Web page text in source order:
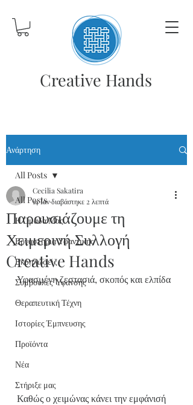
Creative Hands
Ανάρτηση
All Posts
Η Ομάδα Μας
Εργαστήρια Υφαντικής
Εκδηλώσεις
Συμβουλές Ύφανσης
Θεραπευτική Τέχνη
Ιστορίες Έμπνευσης
Προϊόντα
Νέα
Στήριξε μας
All Posts
Παρουσιάζουμε τη
Χειμερινή Συλλογή
Creative Hands
Cecilia Sakatira
14 Ιανδιαβάστηκε 2 λεπτά
Υφασμένη ζεστασιά, σκοπός και ελπίδα
Καθώς ο χειμώνας κάνει την εμφάνισή